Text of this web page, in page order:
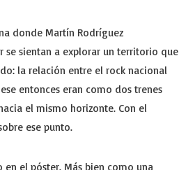
donde Martín Rodríguez
se sientan a explorar un territorio que
la relación entre el rock nacional
entonces eran como dos trenes
el mismo horizonte. Con el
ese punto.
el póster. Más bien como una